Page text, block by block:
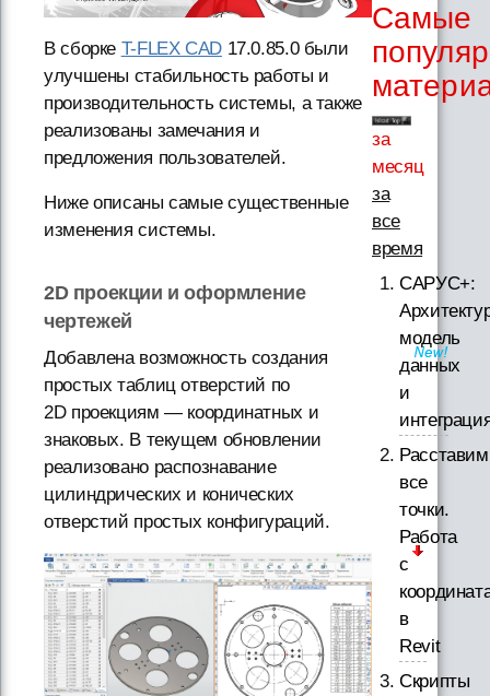
В сборке T-FLEX CAD17.0.85.0 были
улучшены стабильность работы и
производительность системы, а также
реализованы замечания и
предложения пользователей.
Ниже описаны самые существенные
изменения системы.
2D проекции и оформление
чертежей
Добавлена возможность создания
простых таблиц отверстий по
2D проекциям — координатных и
знаковых. В текущем обновлении
реализовано распознавание
цилиндрических и конических
отверстий простых конфигураций.
Самые
за
месяц
за
все
время
САРУС+:
модель
данных
и
Расставим
все
точки.
Работа
с
в
Revit
Скрипты